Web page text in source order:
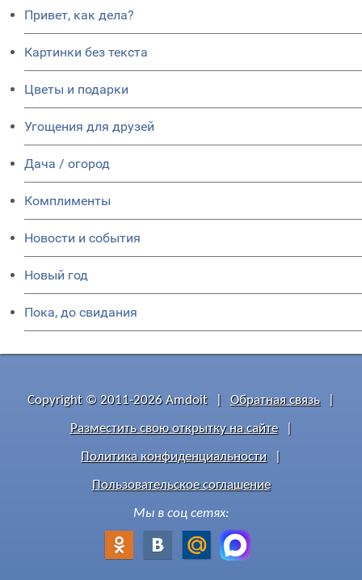
Привет, как дела?
Картинки без текста
Цветы и подарки
Угощения для друзей
Дача / огород
Комплименты
Новости и события
Новый год
Пока, до свидания
Copyright © 2011-2026 Amdoit Обратная связь
Разместить свою открытку на сайте
Политика конфиденциальности
Пользовательское соглашение
Мы в соц сетях: